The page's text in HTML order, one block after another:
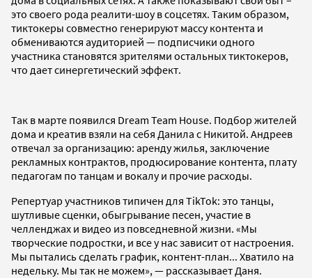
это своего рода реалити-шоу в соцсетях. Таким образом,
тиктокеры совместно генерируют массу контента и
обмениваются аудиторией — подписчики одного
участника становятся зрителями остальных тиктокеров,
что дает синергетический эффект.
Так в марте появился Dream Team House. Подбор жителей
дома и креатив взяли на себя Данила с Никитой. Андреев
отвечал за организацию: аренду жилья, заключение
рекламных контрактов, продюсирование контента, плату
педагогам по танцам и вокалу и прочие расходы.
Репертуар участников типичен для TikTok: это танцы,
шутливые сценки, обыгрывание песен, участие в
челленджах и видео из повседневной жизни. «Мы
творческие подростки, и все у нас зависит от настроения.
Мы пытались сделать график, контент-план... Хватило на
недельку. Мы так не можем», — рассказывает Даня.